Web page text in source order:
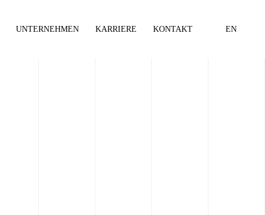
EN
UNTERNEHMEN KARRIERE KONTAKT